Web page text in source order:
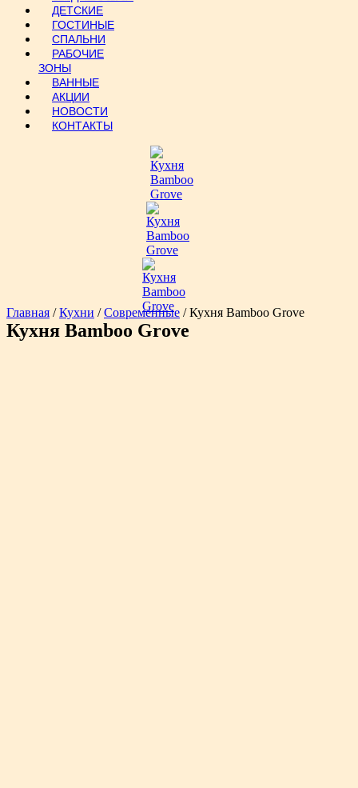
ДЕТСКИЕ
ГОСТИНЫЕ
СПАЛЬНИ
РАБОЧИЕ
ЗОНЫ
ВАННЫЕ
АКЦИИ
НОВОСТИ
КОНТАКТЫ
Главная /Кухни /Современные / Кухня Bamboo Grove
Кухня Bamboo Grove